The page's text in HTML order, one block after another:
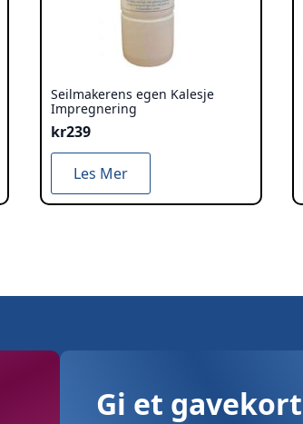
Seilmakerens egen Kalesje
Impregnering
kr239
Les Mer
Gi et gavekort